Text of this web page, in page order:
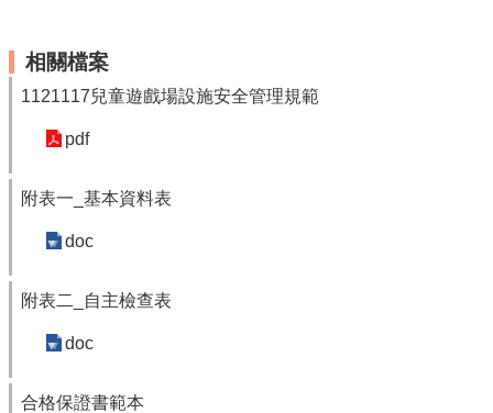
校
教
服
資
相關檔案
1121117兒童遊戲場設施安全管理規範
pdf
附表一_基本資料表
doc
附表二_自主檢查表
doc
合格保證書範本